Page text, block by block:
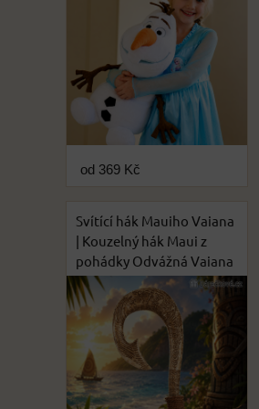
od 369 Kč
Svítící hák Mauiho Vaiana
| Kouzelný hák Maui z
pohádky Odvážná Vaiana